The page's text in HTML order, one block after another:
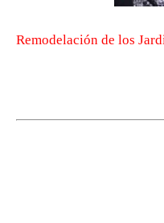
Remodelación de los